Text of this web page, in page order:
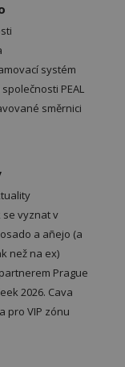
systém
PEAL
směrnici
se vyznat v
a añejo (a
než na ex)
Prague
2026. Cava
pro VIP zónu